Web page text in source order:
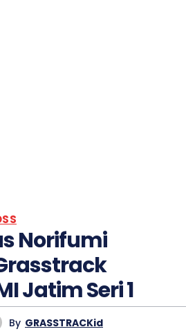
Norifumi
Jatim Seri 1
By GRASSTRACKid